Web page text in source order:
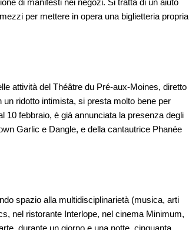
di manifesti nei negozi. Si tratta di un aiuto
per mettere in opera una biglietteria propria
attività del Théâtre du Pré-aux-Moines, diretto
ridotto intimista, si presta molto bene per
10 febbraio, è già annunciata la presenza degli
Garlic e Dangle, e della cantautrice Phanée
spazio alla multidisciplinarietà (musica, arti
nel ristorante Interlope, nel cinema Minimum,